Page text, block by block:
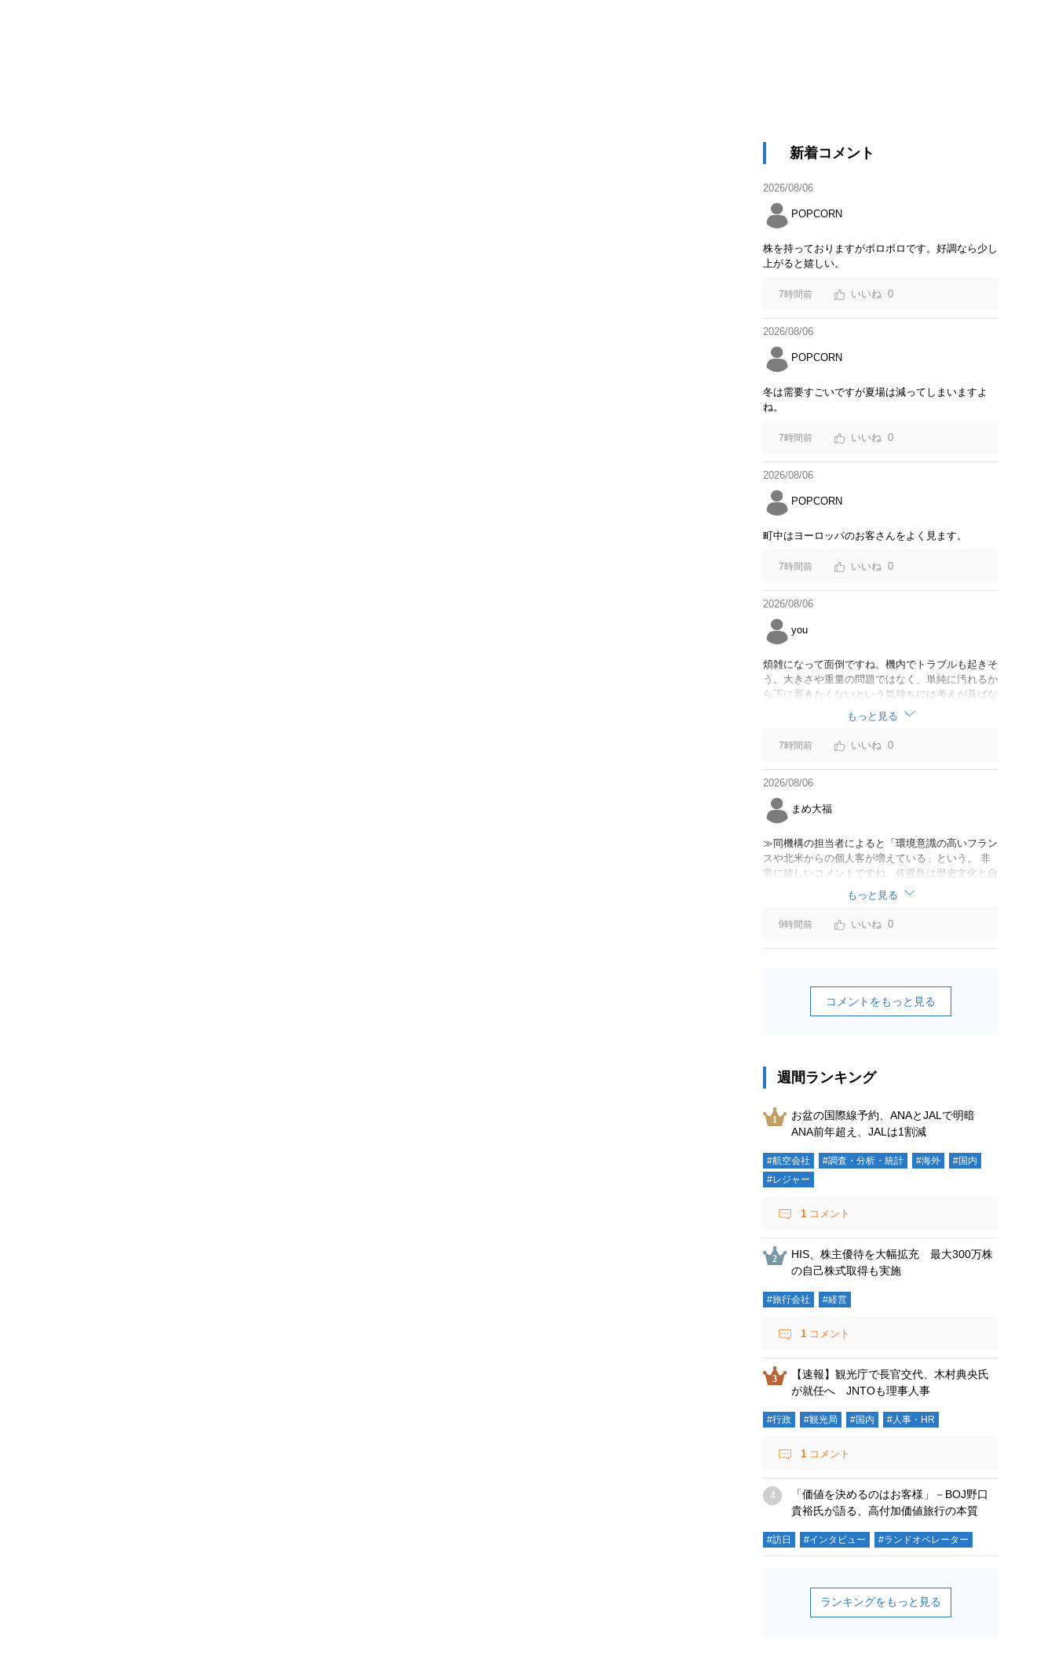
新着コメント
2026/08/06
POPCORN
株を持っておりますがボロボロです。好調なら少し
上がると嬉しい。
7時間前 0
2026/08/06
POPCORN
冬は需要すごいですが夏場は減ってしまいますよ
ね。
7時間前 0
2026/08/06
POPCORN
町中はヨーロッパのお客さんをよく見ます。
7時間前 0
2026/08/06
you
煩雑になって面倒ですね。機内でトラブルも起きそ
う。大きさや重量の問題ではなく、単純に汚れるか
ら下に置きたくないという気持ちには考えが及ばな
かったのでしょうかね。いっそ、荷物棚を撤去した
座席を作って、座席指定も荷物も含んだプランとす
べて無しで格安プランで分けてもらった方がシンプ
ルで分かりやすいかも。どんどん料金が細分化され
て面倒です。
もっと見る
7時間前 0
2026/08/06
まめ大福
≫同機構の担当者によると「環境意識の高いフラン
スや北米からの個人客が増えている」という。 非
常に嬉しいコメントですね。佐渡島は歴史文化と自
然が相まっての土地となっているので、個人的には
環境意識の低い人は来ないでほしいです。「金がと
れるんじゃないか」と勝手に穴掘ったりしそうな国
の人は来ないでほしいですね。
もっと見る
9時間前 0
コメントをもっと見る
週間ランキング
お盆の国際線予約、ANAとJALで明暗
ANA前年超え、JALは1割減
#航空会社 #調査・分析・統計 #海外
#国内
#レジャー
1 コメント
HIS、株主優待を大幅拡充 最大300万株
の自己株式取得も実施
#旅行会社 #経営
1 コメント
【速報】観光庁で長官交代、木村典央氏
が就任へ JNTOも理事人事
#行政 #観光局 #国内 #人事・HR
1 コメント
「価値を決めるのはお客様」－BOJ野口
貴裕氏が語る、高付加価値旅行の本質
#訪日 #インタビュー #ランドオペレーター